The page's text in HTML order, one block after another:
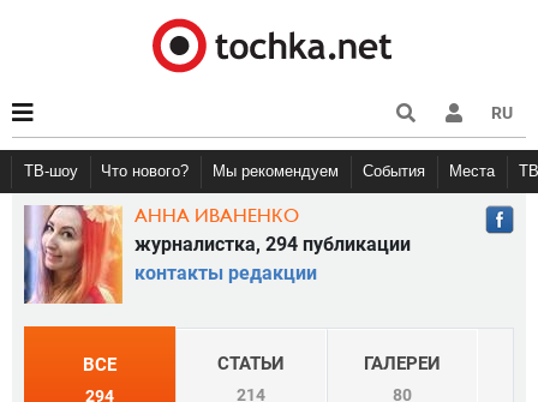
RU
ТВ-шоу Что нового?
Новости афиши Рецензии Точка
Мы рекомендуем События Места
АННА ИВАНЕНКО
журналистка, 294 публикации
контакты редакции
ВСЕ
294
СТАТЬИ
214
ГАЛЕРЕИ
80